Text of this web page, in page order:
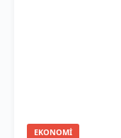
EKONOMI